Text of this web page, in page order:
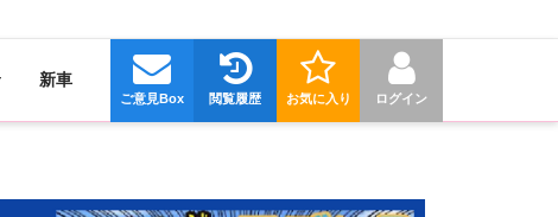
新車
ログイン
お気に入り
閲覧履歴
ご意見Box